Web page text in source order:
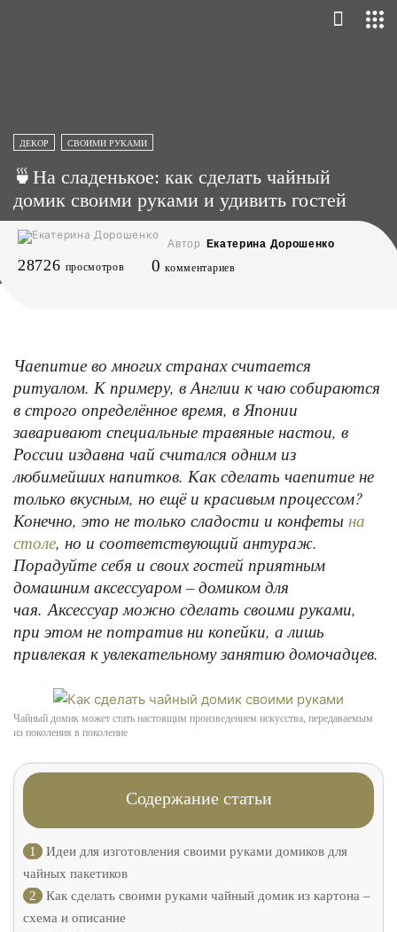
ДЕКОР СВОИМИ РУКАМИ
🍵На сладенькое: как сделать чайный
домик своими руками и удивить гостей
Автор Екатерина Дорошенко
28726 просмотров 0 комментариев
Чаепитие во многих странах считается
ритуалом. К примеру, в Англии к чаю собираются
в строго определённое время, в Японии
заваривают специальные травяные настои, в
России издавна чай считался одним из
любимейших напитков. Как сделать чаепитие не
только вкусным, но ещё и красивым процессом?
Конечно, это не только сладости и конфеты на
столе, но и соответствующий антураж.
Порадуйте себя и своих гостей приятным
домашним аксессуаром – домиком для
чая. Аксессуар можно сделать своими руками,
при этом не потратив ни копейки, а лишь
привлекая к увлекательному занятию домочадцев.
Чайный домик может стать настоящим произведением искусства, передаваемым
из поколения в поколение
Содержание статьи
1
Идеи для изготовления своими руками домиков для
чайных пакетиков
2
Как сделать своими руками чайный домик из картона –
схема и описание